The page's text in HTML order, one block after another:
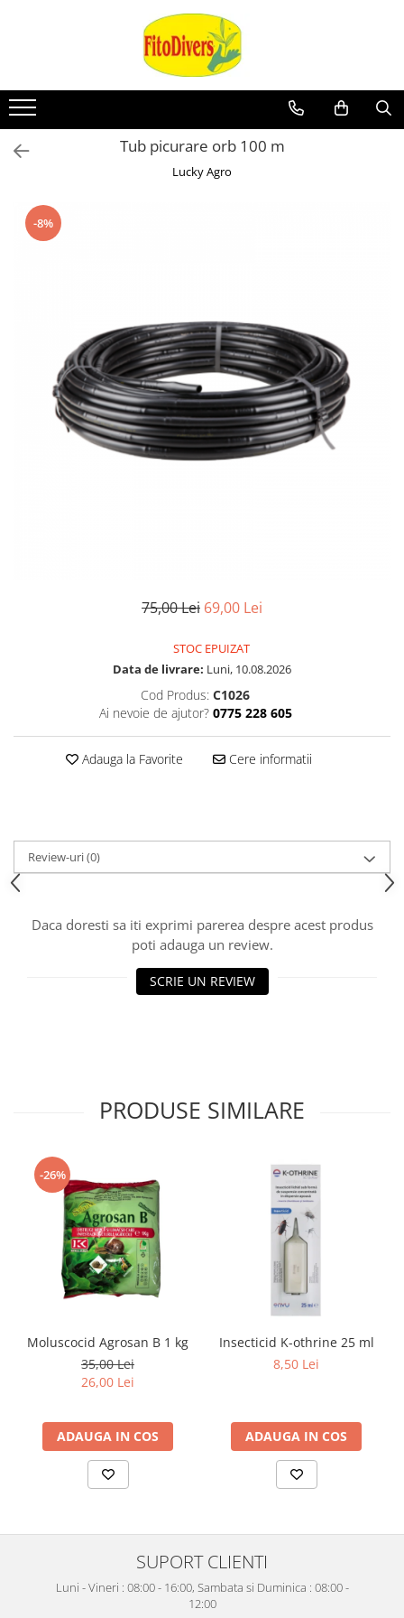
Tub picurare orb 100 m
Lucky Agro
-8%
75,00 Lei 69,00 Lei
STOC EPUIZAT
Data de livrare: Luni, 10.08.2026
Cod Produs: C1026
Ai nevoie de ajutor? 0775 228 605
Adauga la Favorite Cere informatii
Review-uri(0)
Daca doresti sa iti exprimi parerea despre acest produs
poti adauga un review.
SCRIE UN REVIEW
PRODUSE SIMILARE
-26%
Moluscocid Agrosan B 1 kg
35,00 Lei
26,00 Lei
ADAUGA IN COS
Insecticid K-othrine 25 ml
8,50 Lei
ADAUGA IN COS
SUPORT CLIENTI
Luni - Vineri : 08:00 - 16:00, Sambata si Duminica : 08:00 -
12:00